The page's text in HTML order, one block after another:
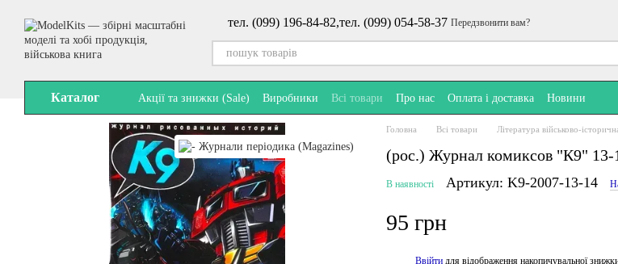
тел. (099) 196-84-82,тел. (099) 054-58-37 Передзвонити вам?
Каталог Акції та знижки (Sale) Виробники Всі товари Про нас Оплата і доставка Новини
Головна Всі товари Література військово-
(рос.) Журнал комиксов "К9"
В наявності Артикул: K9-2007-13-14
95 грн
Ввійти для відображення накопичувальної